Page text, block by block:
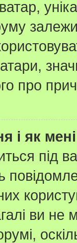
про
і як
під
ви